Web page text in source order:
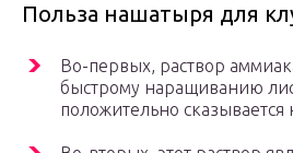
Польза нашатыря для
Во-первых, раствор
быстрому наращиванию
положительно сказывается